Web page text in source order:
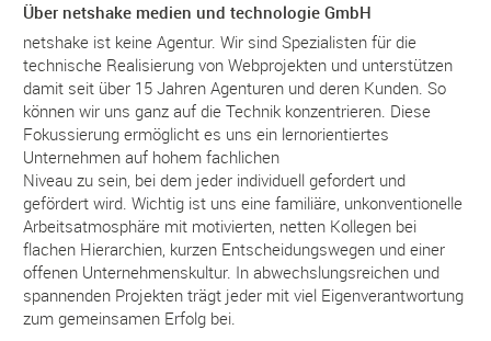
Über netshake medien und technologie GmbH
netshake ist keine Agentur. Wir sind Spezialisten für die
technische Realisierung von Webprojekten und unterstützen
damit seit über 15 Jahren Agenturen und deren Kunden. So
können wir uns ganz auf die Technik konzentrieren. Diese
Fokussierung ermöglicht es uns ein lernorientiertes
Unternehmen auf hohem fachlichen
Niveau zu sein, bei dem jeder individuell gefordert und
gefördert wird. Wichtig ist uns eine familiäre, unkonventionelle
Arbeitsatmosphäre mit motivierten, netten Kollegen bei
flachen Hierarchien, kurzen Entscheidungswegen und einer
offenen Unternehmenskultur. In abwechslungsreichen und
spannenden Projekten trägt jeder mit viel Eigenverantwortung
zum gemeinsamen Erfolg bei.